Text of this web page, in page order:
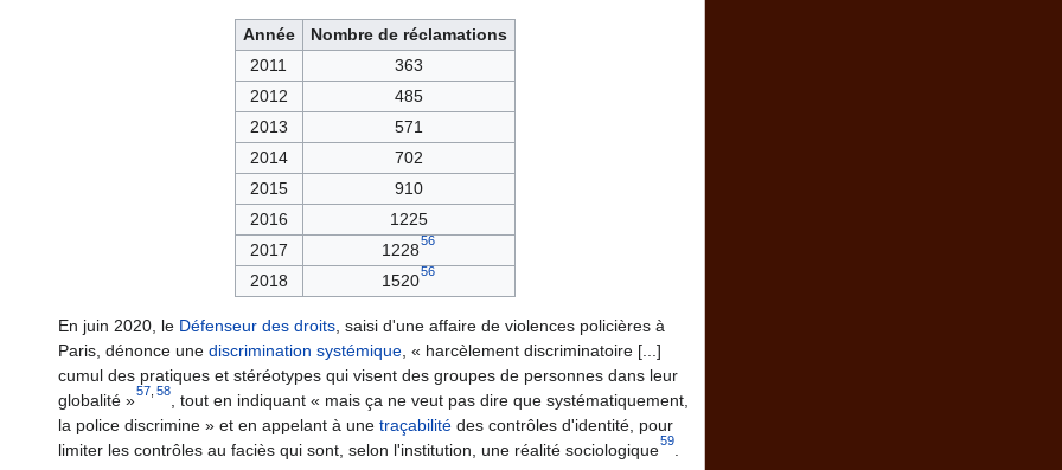
Année
Nombre de réclamations
2011
363
2012
485
2013
571
2014
702
2015
910
2016
1225
2017
122856
2018 152056
En juin 2020, le Défenseur des droits , saisi d'une affaire de violences policières à
Paris, dénonce une discrimination systémique « harcèlement discriminatoire [...]
cumul des pratiques et stéréotypes qui visent des groupes de personnes dans leur
globalité »57 58 , tout en indiquant « mais ça ne veut pas dire que systématiquement,
la police discrimine » et en appelant à une traçabilité des contrôles d'identité, pour
limiter les contrôles au faciès qui sont, selon l'institution, une réalité sociologique59